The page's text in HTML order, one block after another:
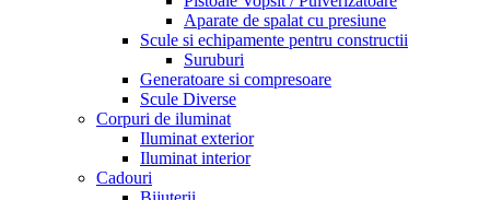
Aparate de spalat cu presiune
Scule si echipamente pentru constructii
Suruburi
Generatoare si compresoare
Scule Diverse
Corpuri de iluminat
Iluminat exterior
Iluminat interior
Cadouri